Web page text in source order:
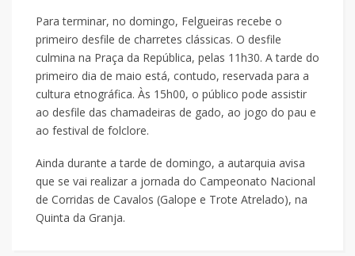
Para terminar, no domingo, Felgueiras recebe o
primeiro desfile de charretes clássicas. O desfile
culmina na Praça da República, pelas 11h30. A tarde do
primeiro dia de maio está, contudo, reservada para a
cultura etnográfica. Às 15h00, o público pode assistir
ao desfile das chamadeiras de gado, ao jogo do pau e
ao festival de folclore.
Ainda durante a tarde de domingo, a autarquia avisa
que se vai realizar a jornada do Campeonato Nacional
de Corridas de Cavalos (Galope e Trote Atrelado), na
Quinta da Granja.